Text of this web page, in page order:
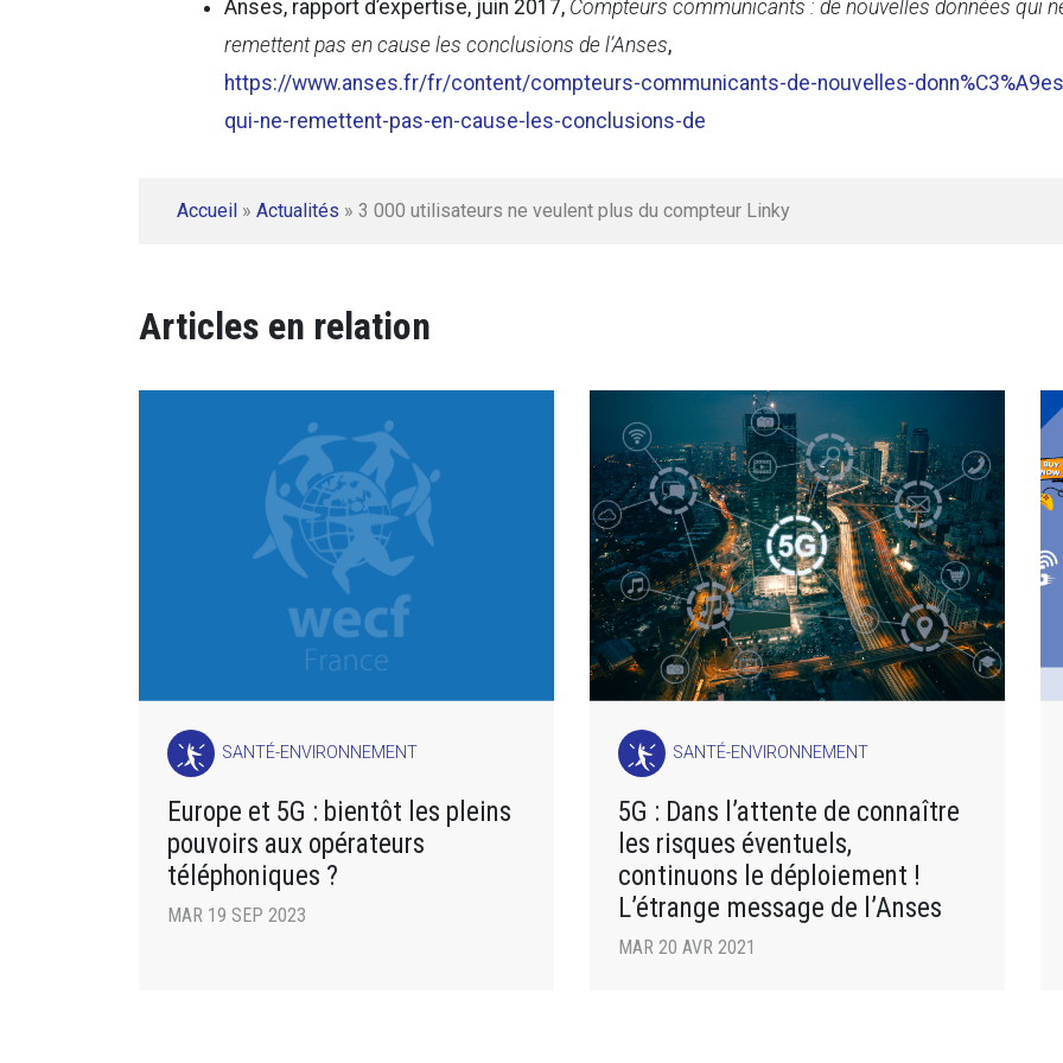
Anses, rapport d’expertise, juin 2017, Compteurs communicants : de nouvelles données qui
remettent pas en cause les conclusions de l’Anses,
https://www.anses.fr/fr/content/compteurs-communicants-de-nouvelles-
qui-ne-remettent-pas-en-cause-les-conclusions-de
Accueil » Actualités » 3 000 utilisateurs ne veulent plus du compteur Linky
Articles en relation
SANTÉ-ENVIRONNEMENT
Europe et 5G : bientôt les pleins
pouvoirs aux opérateurs
téléphoniques ?
MAR 19 SEP 2023
SANTÉ-ENVIRONNEMENT
5G : Dans l’attente de connaître
les risques éventuels,
continuons le déploiement !
L’étrange message de l’Anses
MAR 20 AVR 2021